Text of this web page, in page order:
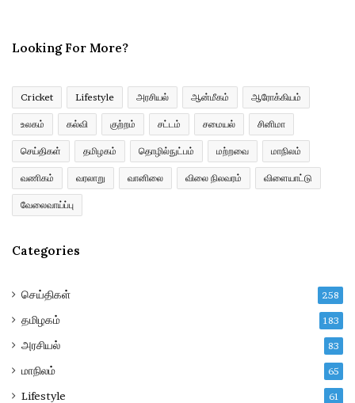
a
d
e
s
Looking For More?
Cricket Lifestyle அரசியல் ஆன்மீகம் ஆரோக்கியம்
உலகம் கல்வி குற்றம் சட்டம் சமையல் சினிமா
செய்திகள் தமிழகம் தொழில்நுட்பம் மற்றவை மாநிலம்
வணிகம் வரலாறு வானிலை விலை நிலவரம் விளையாட்டு
வேலைவாய்ப்பு
Categories
செய்திகள் 258
தமிழகம் 183
அரசியல் 83
மாநிலம் 65
Lifestyle 61